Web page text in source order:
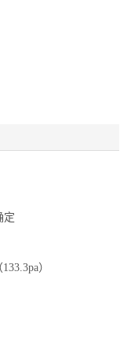
定
）